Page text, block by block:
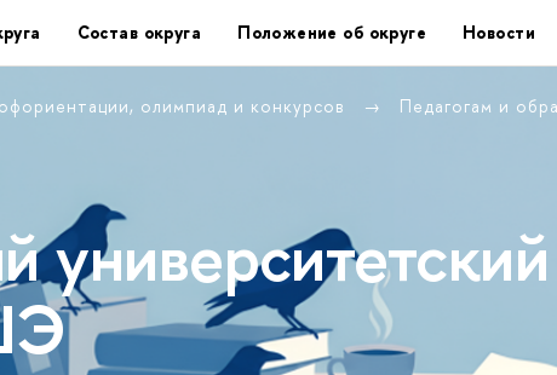
Состав округа Положение об округе Новости
олимпиад и конкурсов
Педагогам и
университетский